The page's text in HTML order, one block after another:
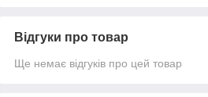
Відгуки про товар
Ще немає відгуків про цей товар